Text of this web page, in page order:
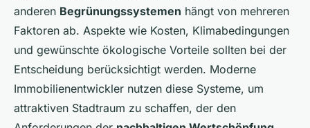
anderen Begrünungssystemen hängt von mehreren
Faktoren ab. Aspekte wie Kosten, Klimabedingungen
und gewünschte ökologische Vorteile sollten bei der
Entscheidung berücksichtigt werden. Moderne
Immobilienentwickler nutzen diese Systeme, um
attraktiven Stadtraum zu schaffen, der den